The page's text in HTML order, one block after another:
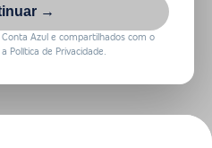
→
Azul e compartilhados com o
Política de Privacidade.